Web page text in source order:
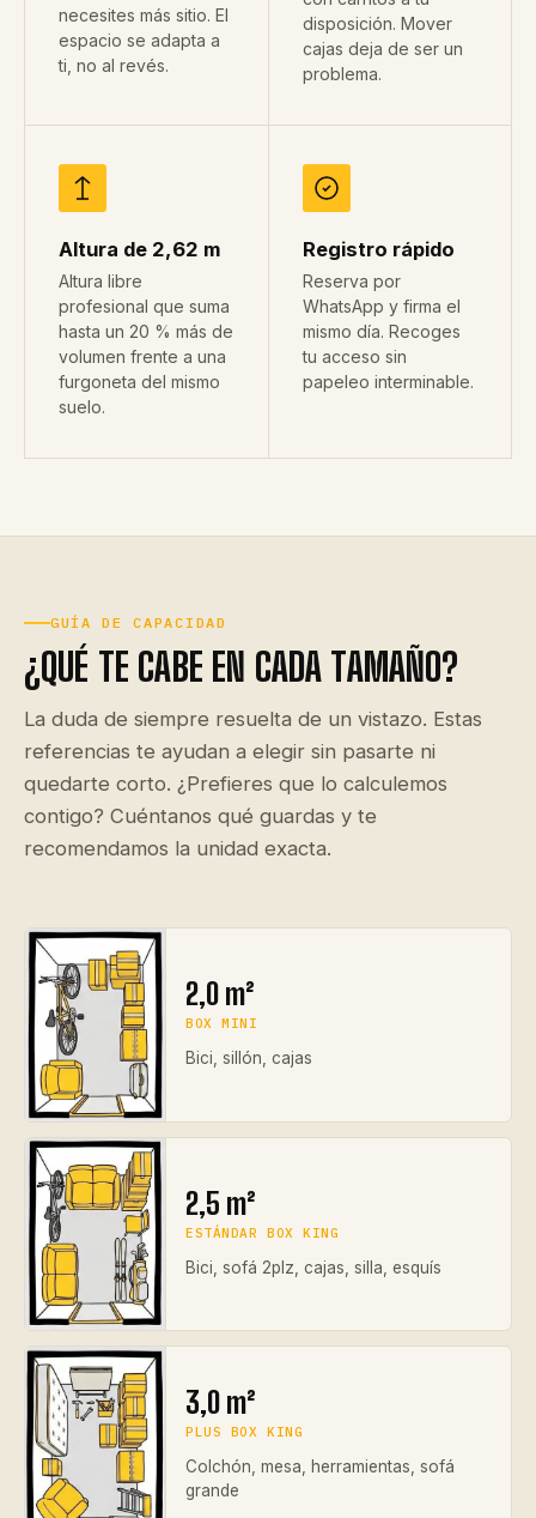
necesites más sitio. El
espacio se adapta a
ti, no al revés.
disposición. Mover
cajas deja de ser un
problema.
Altura de 2,62 m
Altura libre
profesional que suma
hasta un 20 % más de
volumen frente a una
furgoneta del mismo
suelo.
Registro rápido
Reserva por
WhatsApp y firma el
mismo día. Recoges
tu acceso sin
papeleo interminable.
GUÍA DE CAPACIDAD
¿QUÉ TE CABE EN CADA TAMAÑO?
La duda de siempre resuelta de un vistazo. Estas
referencias te ayudan a elegir sin pasarte ni
quedarte corto. ¿Prefieres que lo calculemos
contigo? Cuéntanos qué guardas y te
recomendamos la unidad exacta.
2,0 m²
BOX MINI
Bici, sillón, cajas
2,5 m²
ESTÁNDAR BOX KING
Bici, sofá 2plz, cajas, silla, esquís
3,0 m²
PLUS BOX KING
Colchón, mesa, herramientas, sofá
grande